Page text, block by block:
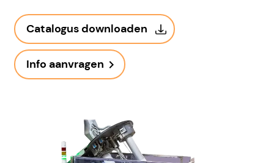
Catalogus downloaden
Info aanvragen navigate_next